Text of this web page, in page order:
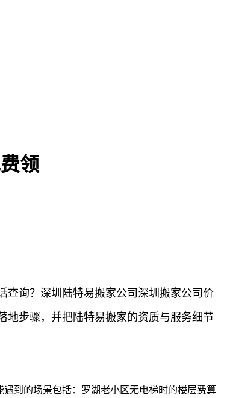
领
查询？深圳陆特易搬家公司深圳搬家公司价
地步骤，并把陆特易搬家的资质与服务细节
到的场景包括：罗湖老小区无电梯时的楼层费算